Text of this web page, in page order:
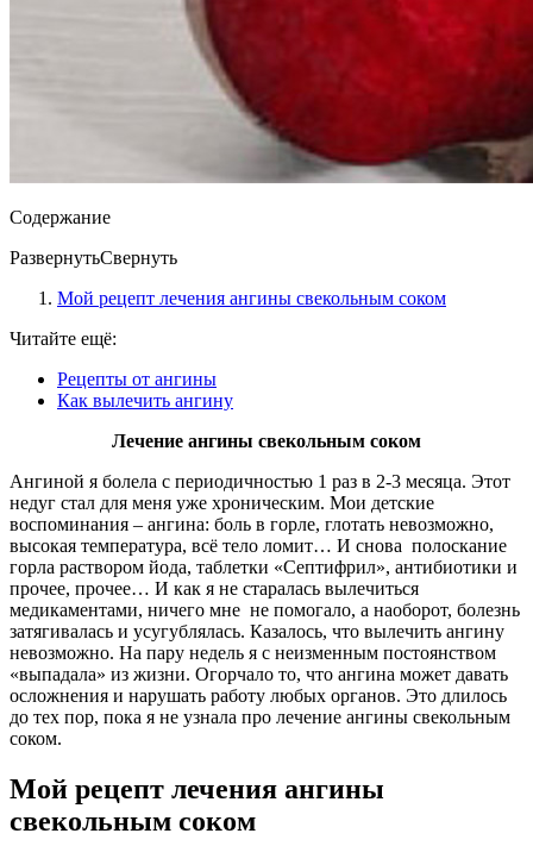
Содержание
РазвернутьСвернуть
Мой рецепт лечения ангины свекольным соком
Читайте ещё:
Рецепты от ангины
Как вылечить ангину
Лечение ангины свекольным соком
Ангиной я болела с периодичностью 1 раз в 2-3 месяца. Этот
недуг стал для меня уже хроническим. Мои детские
воспоминания – ангина: боль в горле, глотать невозможно,
высокая температура, всё тело ломит… И снова полоскание
горла раствором йода, таблетки «Септифрил», антибиотики и
прочее, прочее… И как я не старалась вылечиться
медикаментами, ничего мне не помогало, а наоборот, болезнь
затягивалась и усугублялась. Казалось, что вылечить ангину
невозможно. На пару недель я с неизменным постоянством
«выпадала» из жизни. Огорчало то, что ангина может давать
осложнения и нарушать работу любых органов. Это длилось
до тех пор, пока я не узнала про лечение ангины свекольным
соком.
Мой рецепт лечения ангины
свекольным соком